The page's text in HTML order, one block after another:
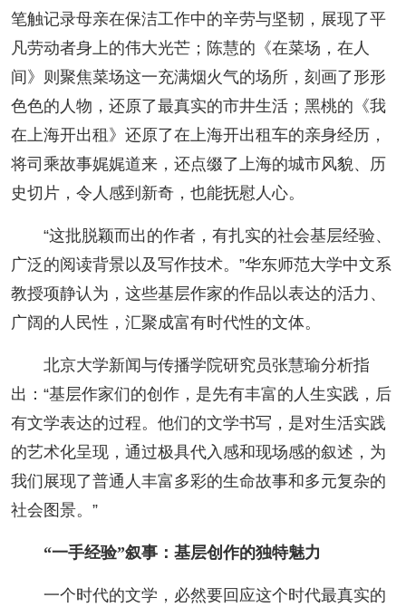
笔触记录母亲在保洁工作中的辛劳与坚韧，展现了平
凡劳动者身上的伟大光芒；陈慧的《在菜场，在人
间》则聚焦菜场这一充满烟火气的场所，刻画了形形
色色的人物，还原了最真实的市井生活；黑桃的《我
在上海开出租》还原了在上海开出租车的亲身经历，
将司乘故事娓娓道来，还点缀了上海的城市风貌、历
史切片，令人感到新奇，也能抚慰人心。
“这批脱颖而出的作者，有扎实的社会基层经验、
广泛的阅读背景以及写作技术。”华东师范大学中文系
教授项静认为，这些基层作家的作品以表达的活力、
广阔的人民性，汇聚成富有时代性的文体。
北京大学新闻与传播学院研究员张慧瑜分析指
出：“基层作家们的创作，是先有丰富的人生实践，后
有文学表达的过程。他们的文学书写，是对生活实践
的艺术化呈现，通过极具代入感和现场感的叙述，为
我们展现了普通人丰富多彩的生命故事和多元复杂的
社会图景。”
“一手经验”叙事：基层创作的独特魅力
一个时代的文学，必然要回应这个时代最真实的